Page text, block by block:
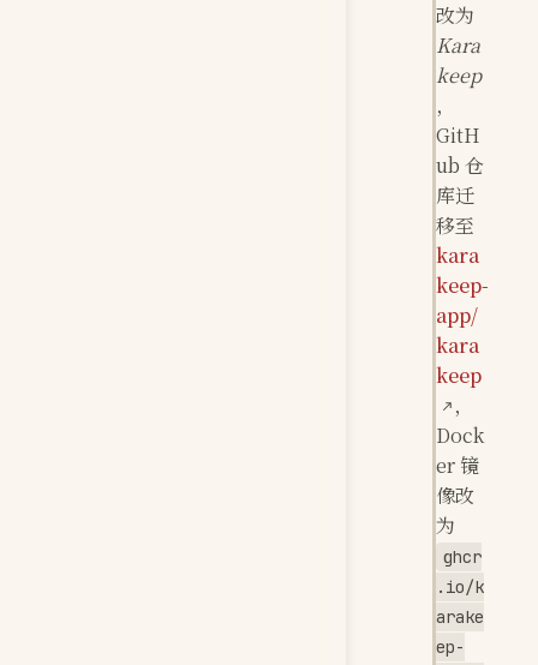
改为
Kara
keep
，
GitH
ub 仓
库迁
移至
kara
keep-
app/
kara
keep
，
Dock
er 镜
像改
为
ghcr
.io/k
arake
ep-